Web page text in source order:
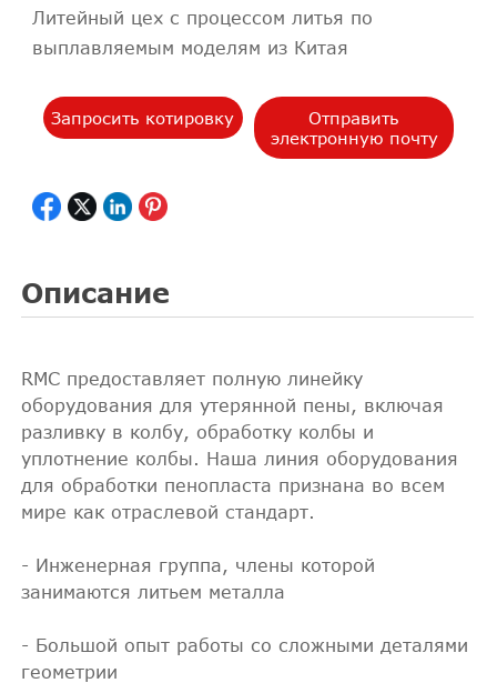
Литейный цех с процессом литья по
выплавляемым моделям из Китая
Запросить котировку
Отправить
электронную почту
Описание
RMC предоставляет полную линейку
оборудования для утерянной пены, включая
разливку в колбу, обработку колбы и
уплотнение колбы. Наша линия оборудования
для обработки пенопласта признана во всем
мире как отраслевой стандарт.
- Инженерная группа, члены которой
занимаются литьем металла
- Большой опыт работы со сложными деталями
геометрии